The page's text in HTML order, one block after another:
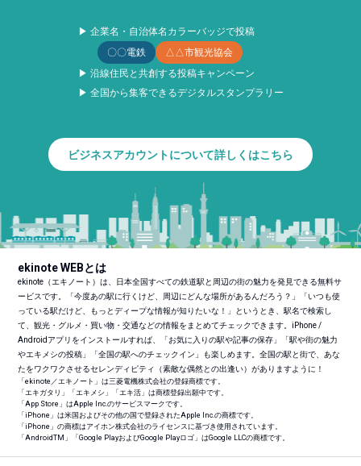
▶ 企業名・自治体名カラーバッジで投稿
〇〇電鉄
△△市観光協会
▶ 沿線住民と共創する投稿キャンペーン
▶ 全国から集客できるデジタルスタンプラリー
ビジネスアカウントについて詳しくはこちら
ekinote WEBとは
ekinote（エキノート）は、日本全国すべての鉄道駅と周辺の街の魅力を発見できる無料サ
ービスです。「今度あの駅に行くけど、周辺にどんな場所があるんだろう？」「いつも使
っている駅だけど、もっとディープな情報が知りたいな！」というとき、駅名で検索し
て、観光・グルメ・買い物・交通などの情報をまとめてチェックできます。iPhone /
Androidアプリをインストールすれば、「お気に入りの駅や記事の保存」「駅や街の魅力
やエキメシの投稿」「全国の駅へのチェックイン」も楽しめます。全国の駅と街で、あな
たをワクワクさせるセレンディピティ（素敵な偶然との出逢い）がありますように！
「ekinote／エキノート」は三菱電機株式会社の登録商標です。
「エキガタリ」「エキメシ」「エキ活」は商標登録出願中です。
「App Store」はApple Inc.のサービスマークです。
「iPhone」は米国およびその他の国で登録されたApple Inc.の商標です。
「iPhone」の商標はアイホン株式会社のライセンスに基づき使用されています。
「AndroidTM 」「Google PlayおよびGoogle Playロゴ」はGoogle LLCの商標です。